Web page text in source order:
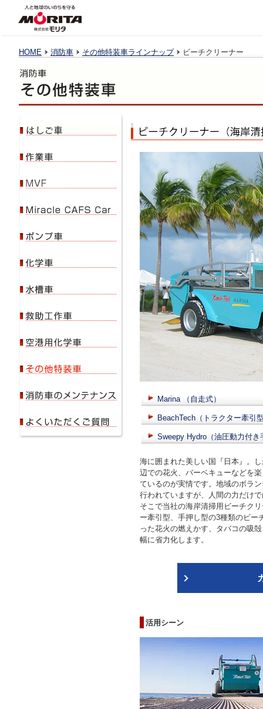
HOME 消防車 その他特装車ラインナップ ビーチクリーナー
Marina （自走式）
BeachTech（トラクター牽引
Sweepy Hydro（油圧動力付き
海に囲まれた美しい国『日本』。
辺での花火、バーベキューなどを
ているのが実情です。地域のボラ
行われていますが、人間の力だけ
そこで当社の海岸清掃用ビーチク
ー牽引型、手押し型の3種類のビー
った花火の燃えかす、タバコの吸
幅に省力化します。
活用シーン